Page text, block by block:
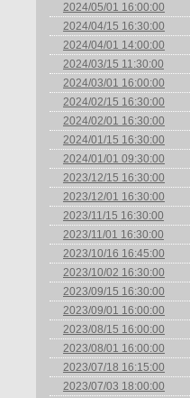
2024/05/01 16:00:00
2024/04/15 16:30:00
2024/04/01 14:00:00
2024/03/15 11:30:00
2024/03/01 16:00:00
2024/02/15 16:30:00
2024/02/01 16:30:00
2024/01/15 16:30:00
2024/01/01 09:30:00
2023/12/15 16:30:00
2023/12/01 16:30:00
2023/11/15 16:30:00
2023/11/01 16:30:00
2023/10/16 16:45:00
2023/10/02 16:30:00
2023/09/15 16:30:00
2023/09/01 16:00:00
2023/08/15 16:00:00
2023/08/01 16:00:00
2023/07/18 16:15:00
2023/07/03 18:00:00